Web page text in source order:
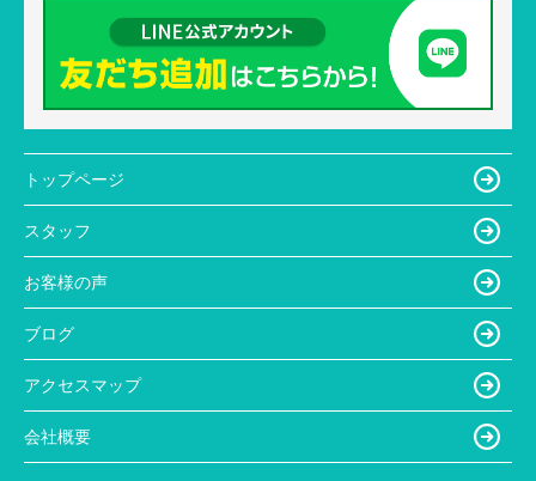
トップページ
スタッフ
お客様の声
ブログ
アクセスマップ
会社概要